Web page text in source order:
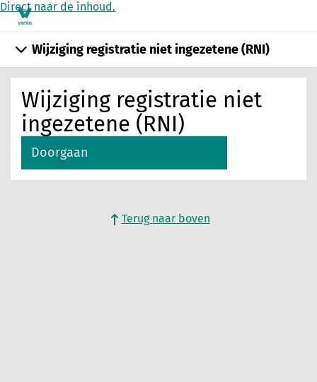
Direct naar de inhoud.
Wijziging registratie niet
ingezetene (RNI)
Doorgaan
Wijziging registratie niet ingezetene (RNI)
Terug naar boven